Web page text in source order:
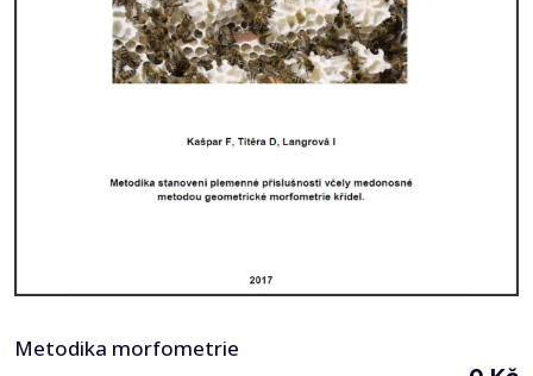
Metodika morfometrie